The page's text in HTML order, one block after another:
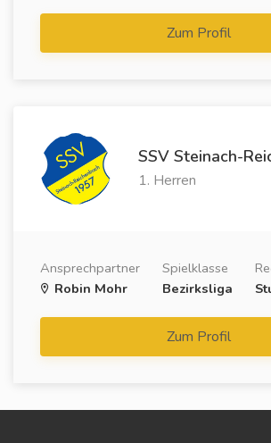
Zum Profil
SSV Steinach-
1. Herren
Ansprechpartner
Robin Mohr
Spielklasse
Bezirksliga
Zum Profil